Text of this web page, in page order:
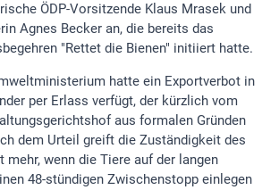
ÖDP-Vorsitzende Klaus Mrasek und
Agnes Becker an, die bereits das
"Rettet die Bienen" initiiert hatte.
hatte ein Exportverbot in
per Erlass verfügt, der kürzlich vom
aus formalen Gründen
dem Urteil greift die Zuständigkeit des
wenn die Tiere auf der langen
48-stündigen Zwischenstopp einlegen